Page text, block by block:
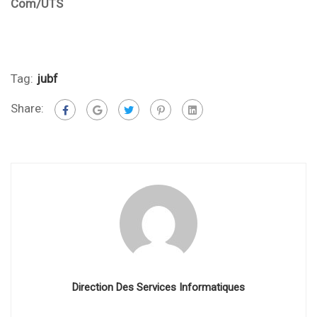
Com/UTS
Tag: jubf
Share:
Direction Des Services Informatiques